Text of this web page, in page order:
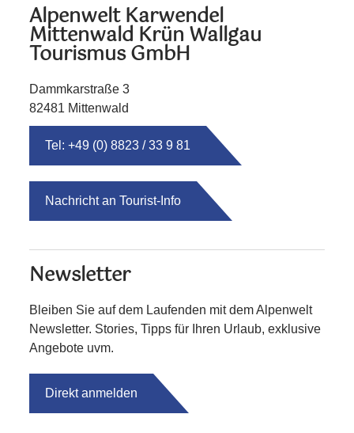
Alpenwelt Karwendel
Mittenwald Krün Wallgau
Tourismus GmbH
Dammkarstraße 3
82481 Mittenwald
Tel: +49 (0) 8823 / 33 9 81
Nachricht an Tourist-Info
Newsletter
Bleiben Sie auf dem Laufenden mit dem Alpenwelt
Newsletter. Stories, Tipps für Ihren Urlaub, exklusive
Angebote uvm.
Direkt anmelden